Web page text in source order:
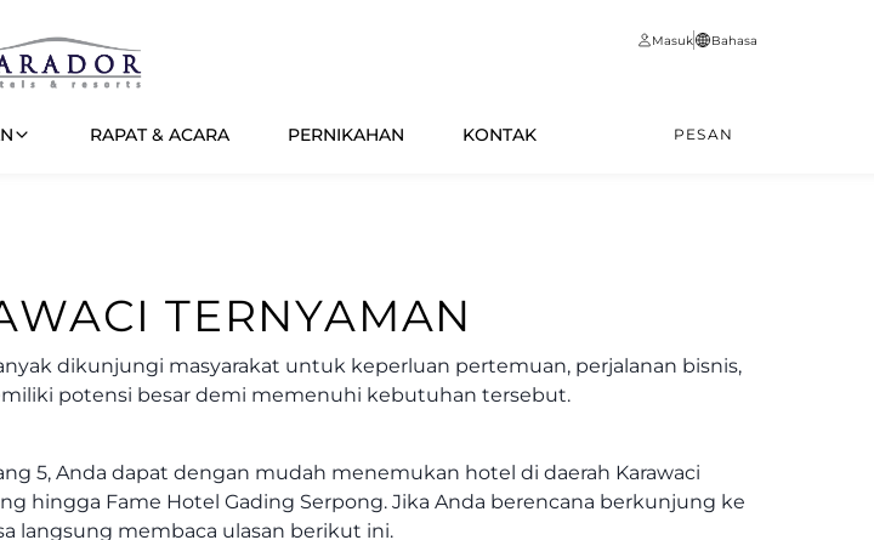
Masuk Bahasa
RAPAT & ACARA PERNIKAHAN KONTAK PESAN
TERNYAMAN
dikunjungi masyarakat untuk keperluan pertemuan, perjalanan bisnis,
potensi besar demi memenuhi kebutuhan tersebut.
5, Anda dapat dengan mudah menemukan hotel di daerah Karawaci
hingga Fame Hotel Gading Serpong. Jika Anda berencana berkunjung ke
langsung membaca ulasan berikut ini.